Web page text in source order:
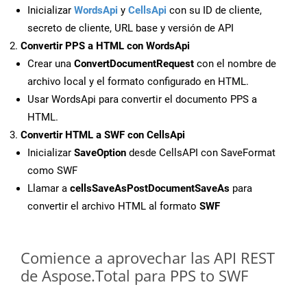
Inicializar WordsApi y CellsApi con su ID de cliente,
secreto de cliente, URL base y versión de API
Convertir PPS a HTML con WordsApi
Crear una ConvertDocumentRequest con el nombre de
archivo local y el formato configurado en HTML.
Usar WordsApi para convertir el documento PPS a
HTML.
Convertir HTML a SWF con CellsApi
Inicializar SaveOption desde CellsAPI con SaveFormat
como SWF
Llamar a cellsSaveAsPostDocumentSaveAs para
convertir el archivo HTML al formato SWF
Comience a aprovechar las API REST
de Aspose.Total para PPS to SWF